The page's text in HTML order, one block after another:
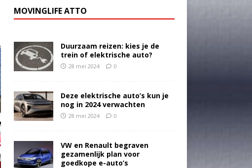
MOVINGLIFE ATTO
Duurzaam reizen: kies je de
trein of elektrische auto?
28 mei 2024 0
Deze elektrische auto’s kun je
nog in 2024 verwachten
28 mei 2024 0
VW en Renault begraven
gezamenlijk plan voor
goedkope e-auto’s